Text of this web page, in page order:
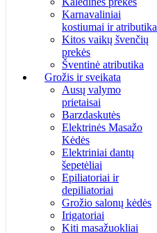
Karnavaliniai
kostiumai ir atributika
Kitos vaikų švenčių
prekės
Šventinė atributika
Grožis ir sveikata
Ausų valymo
prietaisai
Barzdaskutės
Elektrinės Masažo
Kėdės
Elektriniai dantų
šepetėliai
Epiliatoriai ir
depiliatoriai
Grožio salonų kėdės
Irigatoriai
Kiti masažuokliai